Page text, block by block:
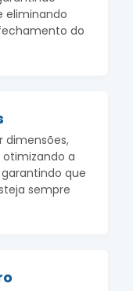
eliminando
do
dimensões,
a
que
sempre